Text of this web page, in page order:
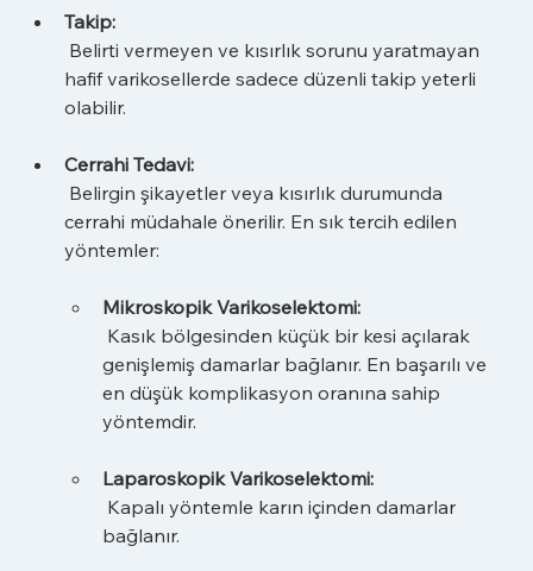
Takip:
hafif varikosellerde sadece düzenli takip yeterli
olabilir.
Cerrahi Tedavi:
cerrahi müdahale önerilir. En sık tercih edilen
yöntemler:
Mikroskopik Varikoselektomi:
genişlemiş damarlar bağlanır. En başarılı ve
en düşük komplikasyon oranına sahip
yöntemdir.
Laparoskopik Varikoselektomi:
bağlanır.